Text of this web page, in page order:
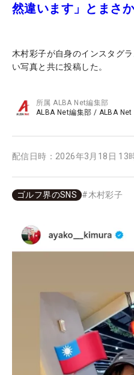
然違います」とまさ
木村彩子が自身のインスタグ
い写真と共に投稿した。
所属ALBA Net編集部
ALBA Net編集部 / ALBA Net
配信日時： 2026年3月18日 13
ゴルフ界のSNS #木村彩子